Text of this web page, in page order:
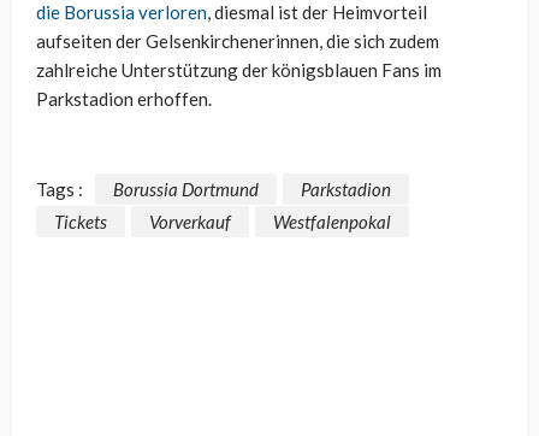
die Borussia verloren, diesmal ist der Heimvorteil
aufseiten der Gelsenkirchenerinnen, die sich zudem
zahlreiche Unterstützung der königsblauen Fans im
Parkstadion erhoffen.
Tags : Borussia Dortmund
Parkstadion
Tickets
Vorverkauf Westfalenpokal